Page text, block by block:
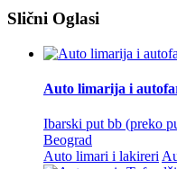
Slični Oglasi
Auto limarija i
Ibarski put bb (preko
Beograd
Auto limari i lakireri